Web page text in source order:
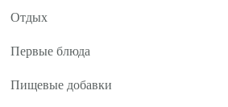
Отдых
Первые блюда
Пищевые добавки